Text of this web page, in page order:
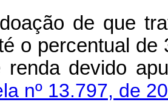
de que
o percentual
renda devido
nº 13.797, de